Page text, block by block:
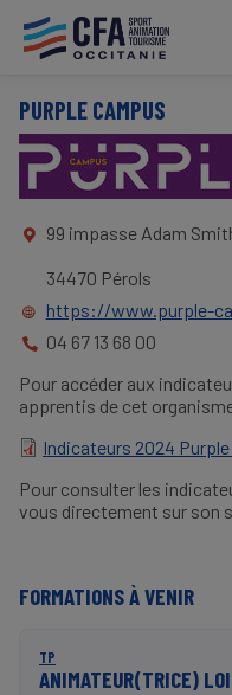
contenu
PURPLE CAMPUS
99 impasse Adam
34470 Pérols
https://www.purple-
04 67 13 68 00
Pour accéder aux
apprentis de cet
DOCUMENT
Indicateurs 2024
Pour consulter les
vous directement sur son
FORMATIONS À VENIR
TP
ANIMATEUR(TRICE)